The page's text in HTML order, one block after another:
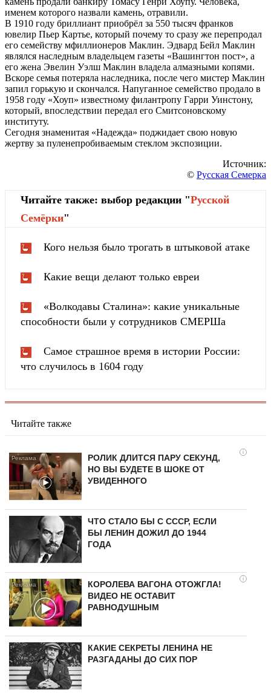
именем которого назвали камень, отравили.
В 1910 году бриллиант приобрёл за 550 тысяч франков
ювелир Пьер Картье, который почему то сразу же перепродал
его семейству мфиллионеров Маклин. Эдвард Бейл Маклин
являлся наследным владельцем газеты «Вашингтон пост», а
его жена Эвелин Уэлш Маклин владела алмазными копями.
Вскоре семья потеряла наследника, после чего мистер Маклин
запил горькую и скончался. Напуганное семейство продало в
1958 году «Хоуп» известному филантропу Гарри Уинстону,
который, впоследствии передал его Смитсоновскому
институту.
Сегодня знаменитая «Надежда» поджидает свою новую
жертву за пуленепробиваемым стеклом экспозиции.
Источник:
© Русская Семерка
Читайте также: выбор редакции "Русской
Cемёрки"
Кого нельзя было трогать в штыковой атаке
Какие вещи делают только евреи
«Волкодавы Сталина»: какие уникальные
способности были у сотрудников СМЕРШа
Самое страшное время в истории России:
что случилось в 1604 году
Читайте также
i
РОЛИК ДЛИТСЯ ПАРУ СЕКУНД,
НО ВЫ БУДЕТЕ В ШОКЕ ОТ
УВИДЕННОГО
ЧТО СТАЛО БЫ С СССР, ЕСЛИ
БЫ ЛЕНИН ДОЖИЛ ДО 1944
ГОДА
i
КОРОЛЕВА ВАГОНА ОТОЖГЛА!
ВИДЕО НЕ ОСТАВИТ
РАВНОДУШНЫМ
КАКИЕ СЕКРЕТЫ ЛЕНИНА НЕ
РАЗГАДАНЫ ДО СИХ ПОР